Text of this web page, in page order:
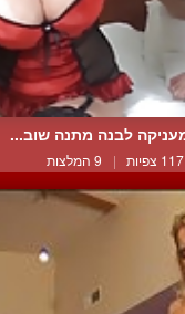
לבנה מתנה שוב...
צפיות | 9 המלצות